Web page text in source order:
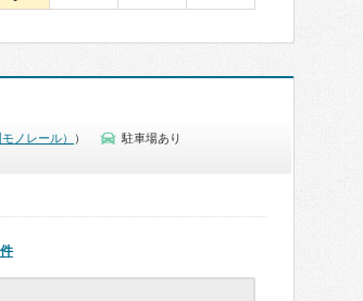
ノレール） ）
駐車場あり